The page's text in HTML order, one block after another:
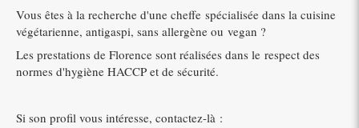
Vous êtes à la recherche d'une cheffe spécialisée dans la cuisine
végétarienne, antigaspi, sans allergène ou vegan ?
Les prestations de Florence sont réalisées dans le respect des
normes d'hygiène HACCP et de sécurité.
Si son profil vous intéresse, contactez-là :